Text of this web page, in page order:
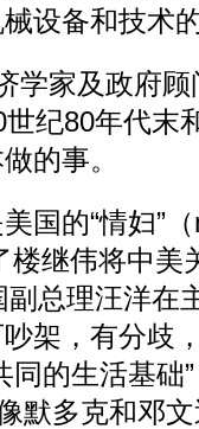
设备和技术
学家及政府
纪80年代末
的事。
国的“情妇”
楼继伟将中美
总理汪洋在
架，有分歧
同的生活基础
默多克和邓